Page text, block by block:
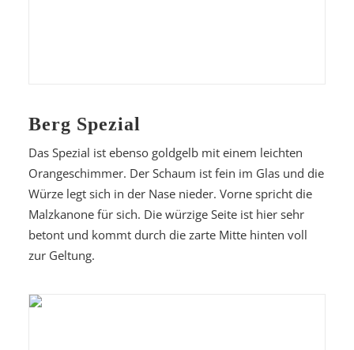
Berg Spezial
Das Spezial ist ebenso goldgelb mit einem leichten
Orangeschimmer. Der Schaum ist fein im Glas und die
Würze legt sich in der Nase nieder. Vorne spricht die
Malzkanone für sich. Die würzige Seite ist hier sehr
betont und kommt durch die zarte Mitte hinten voll
zur Geltung.